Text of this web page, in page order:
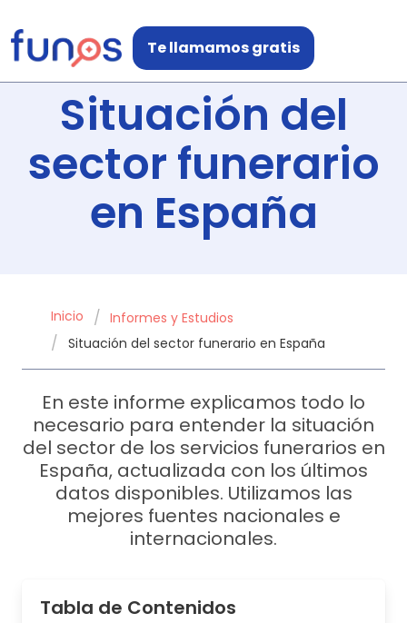
Te llamamos gratis
Situación del
sector funerario
en España
Inicio
Informes y Estudios
Situación del sector funerario en España
En este informe explicamos todo lo
necesario para entender la situación
del sector de los servicios funerarios en
España, actualizada con los últimos
datos disponibles. Utilizamos las
mejores fuentes nacionales e
internacionales.
Tabla de Contenidos